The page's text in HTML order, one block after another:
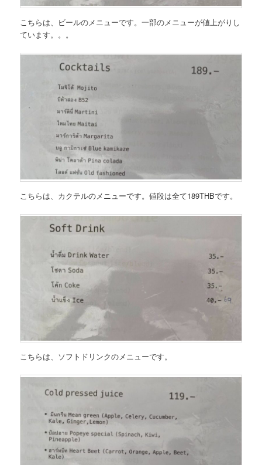
こちらは、 ビールのメニューです。一部のメニューが値上がりし
ています。。。
こちらは、 カクテルのメニューです。値段は全て189THBです。
こちらは、 ソフトドリンクのメニューです。